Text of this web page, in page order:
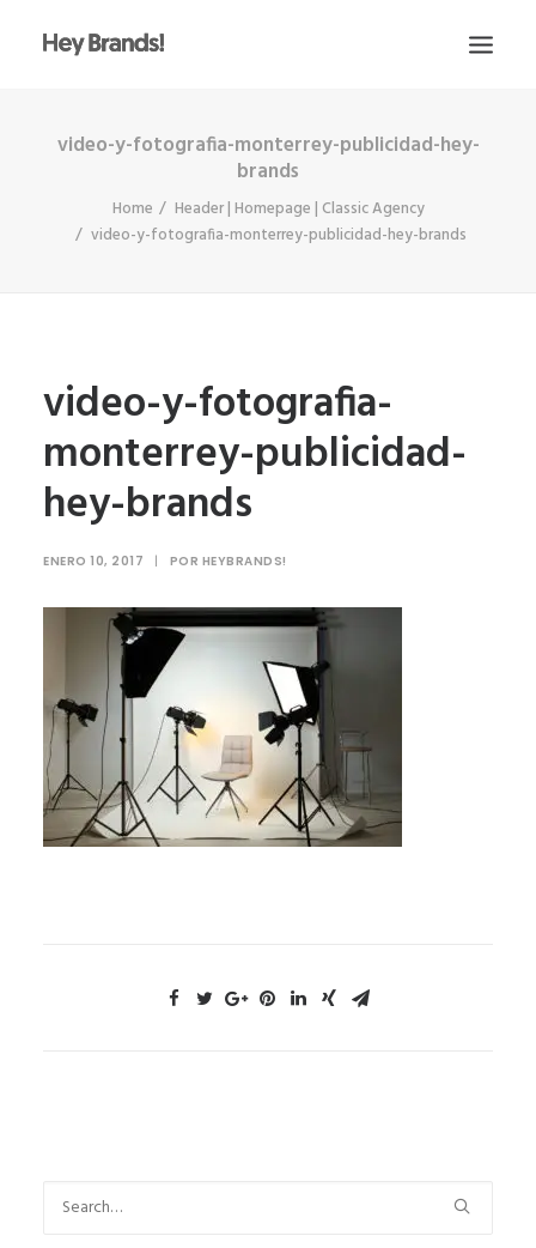
HEY
¿QUÉ HACEMOS?
video-y-fotografia-monterrey-publicidad-hey-
brands
Home
Header | Homepage | Classic Agency
video-y-fotografia-monterrey-publicidad-hey-brands
video-y-fotografia-
monterrey-publicidad-
hey-brands
ENERO 10, 2017 | POR HEYBRANDS!